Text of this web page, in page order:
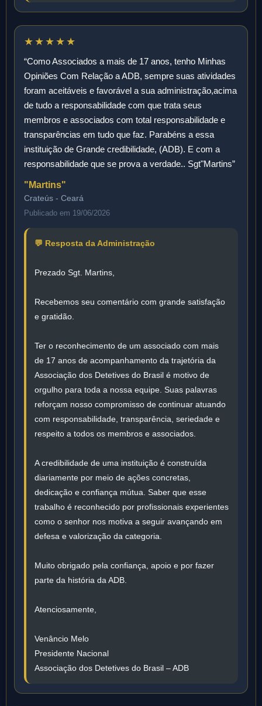
★★★★★
“Como Associados a mais de 17 anos, tenho Minhas
Opiniões Com Relação a ADB, sempre suas atividades
foram aceitáveis e favorável a sua administração,acima
de tudo a responsabilidade com que trata seus
membros e associados com total responsabilidade e
transparências em tudo que faz. Parabéns a essa
instituição de Grande credibilidade, (ADB). E com a
responsabilidade que se prova a verdade.. Sgt"Martins”
"Martins"
Crateús - Ceará
Publicado em 19/06/2026
💬 Resposta da Administração
Prezado Sgt. Martins,
Recebemos seu comentário com grande satisfação
e gratidão.
Ter o reconhecimento de um associado com mais
de 17 anos de acompanhamento da trajetória da
Associação dos Detetives do Brasil é motivo de
orgulho para toda a nossa equipe. Suas palavras
reforçam nosso compromisso de continuar atuando
com responsabilidade, transparência, seriedade e
respeito a todos os membros e associados.
A credibilidade de uma instituição é construída
diariamente por meio de ações concretas,
dedicação e confiança mútua. Saber que esse
trabalho é reconhecido por profissionais experientes
como o senhor nos motiva a seguir avançando em
defesa e valorização da categoria.
Muito obrigado pela confiança, apoio e por fazer
parte da história da ADB.
Atenciosamente,
Venâncio Melo
Presidente Nacional
Associação dos Detetives do Brasil – ADB